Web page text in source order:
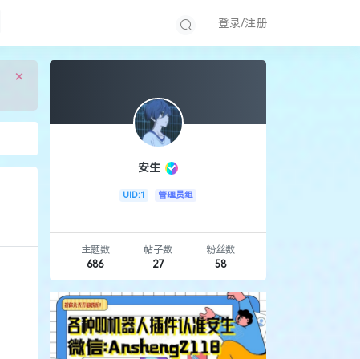
登录/注册
×
安生
UID:1 管理员组
主题数
686
帖子数
27
粉丝数
58